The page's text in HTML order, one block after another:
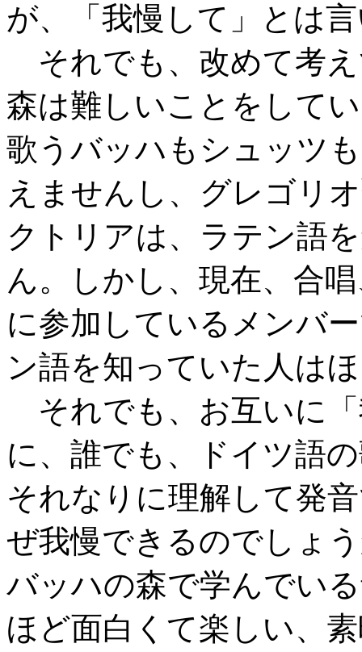
が、「我慢して」とは
それでも、改めて考
森は難しいことをして
歌うバッハもシュッツ
えませんし、グレゴリ
クトリアは、ラテン語
ん。しかし、現在、合
に参加しているメンバ
ン語を知っていた人は
それでも、お互いに
に、誰でも、ドイツ語
それなりに理解して発
ぜ我慢できるのでしょ
バッハの森で学んでい
ほど面白くて楽しい、